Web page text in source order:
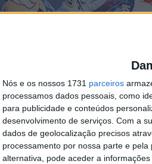
Nós e os nossos 1731 parceiros
processamos dados pessoais, como
para publicidade e conteúdos
desenvolvimento de serviços. Com a
dados de geolocalização precisos
processamento por nossa parte e
alternativa, pode aceder a